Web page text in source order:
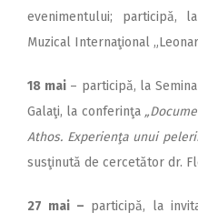
evenimentului; participă,
Muzical Internaţional
18 mai– participă, la
Galaţi, la conferinţa
Athos. Experienţa unui
susţinută de cercetător dr.
27 mai – participă, la